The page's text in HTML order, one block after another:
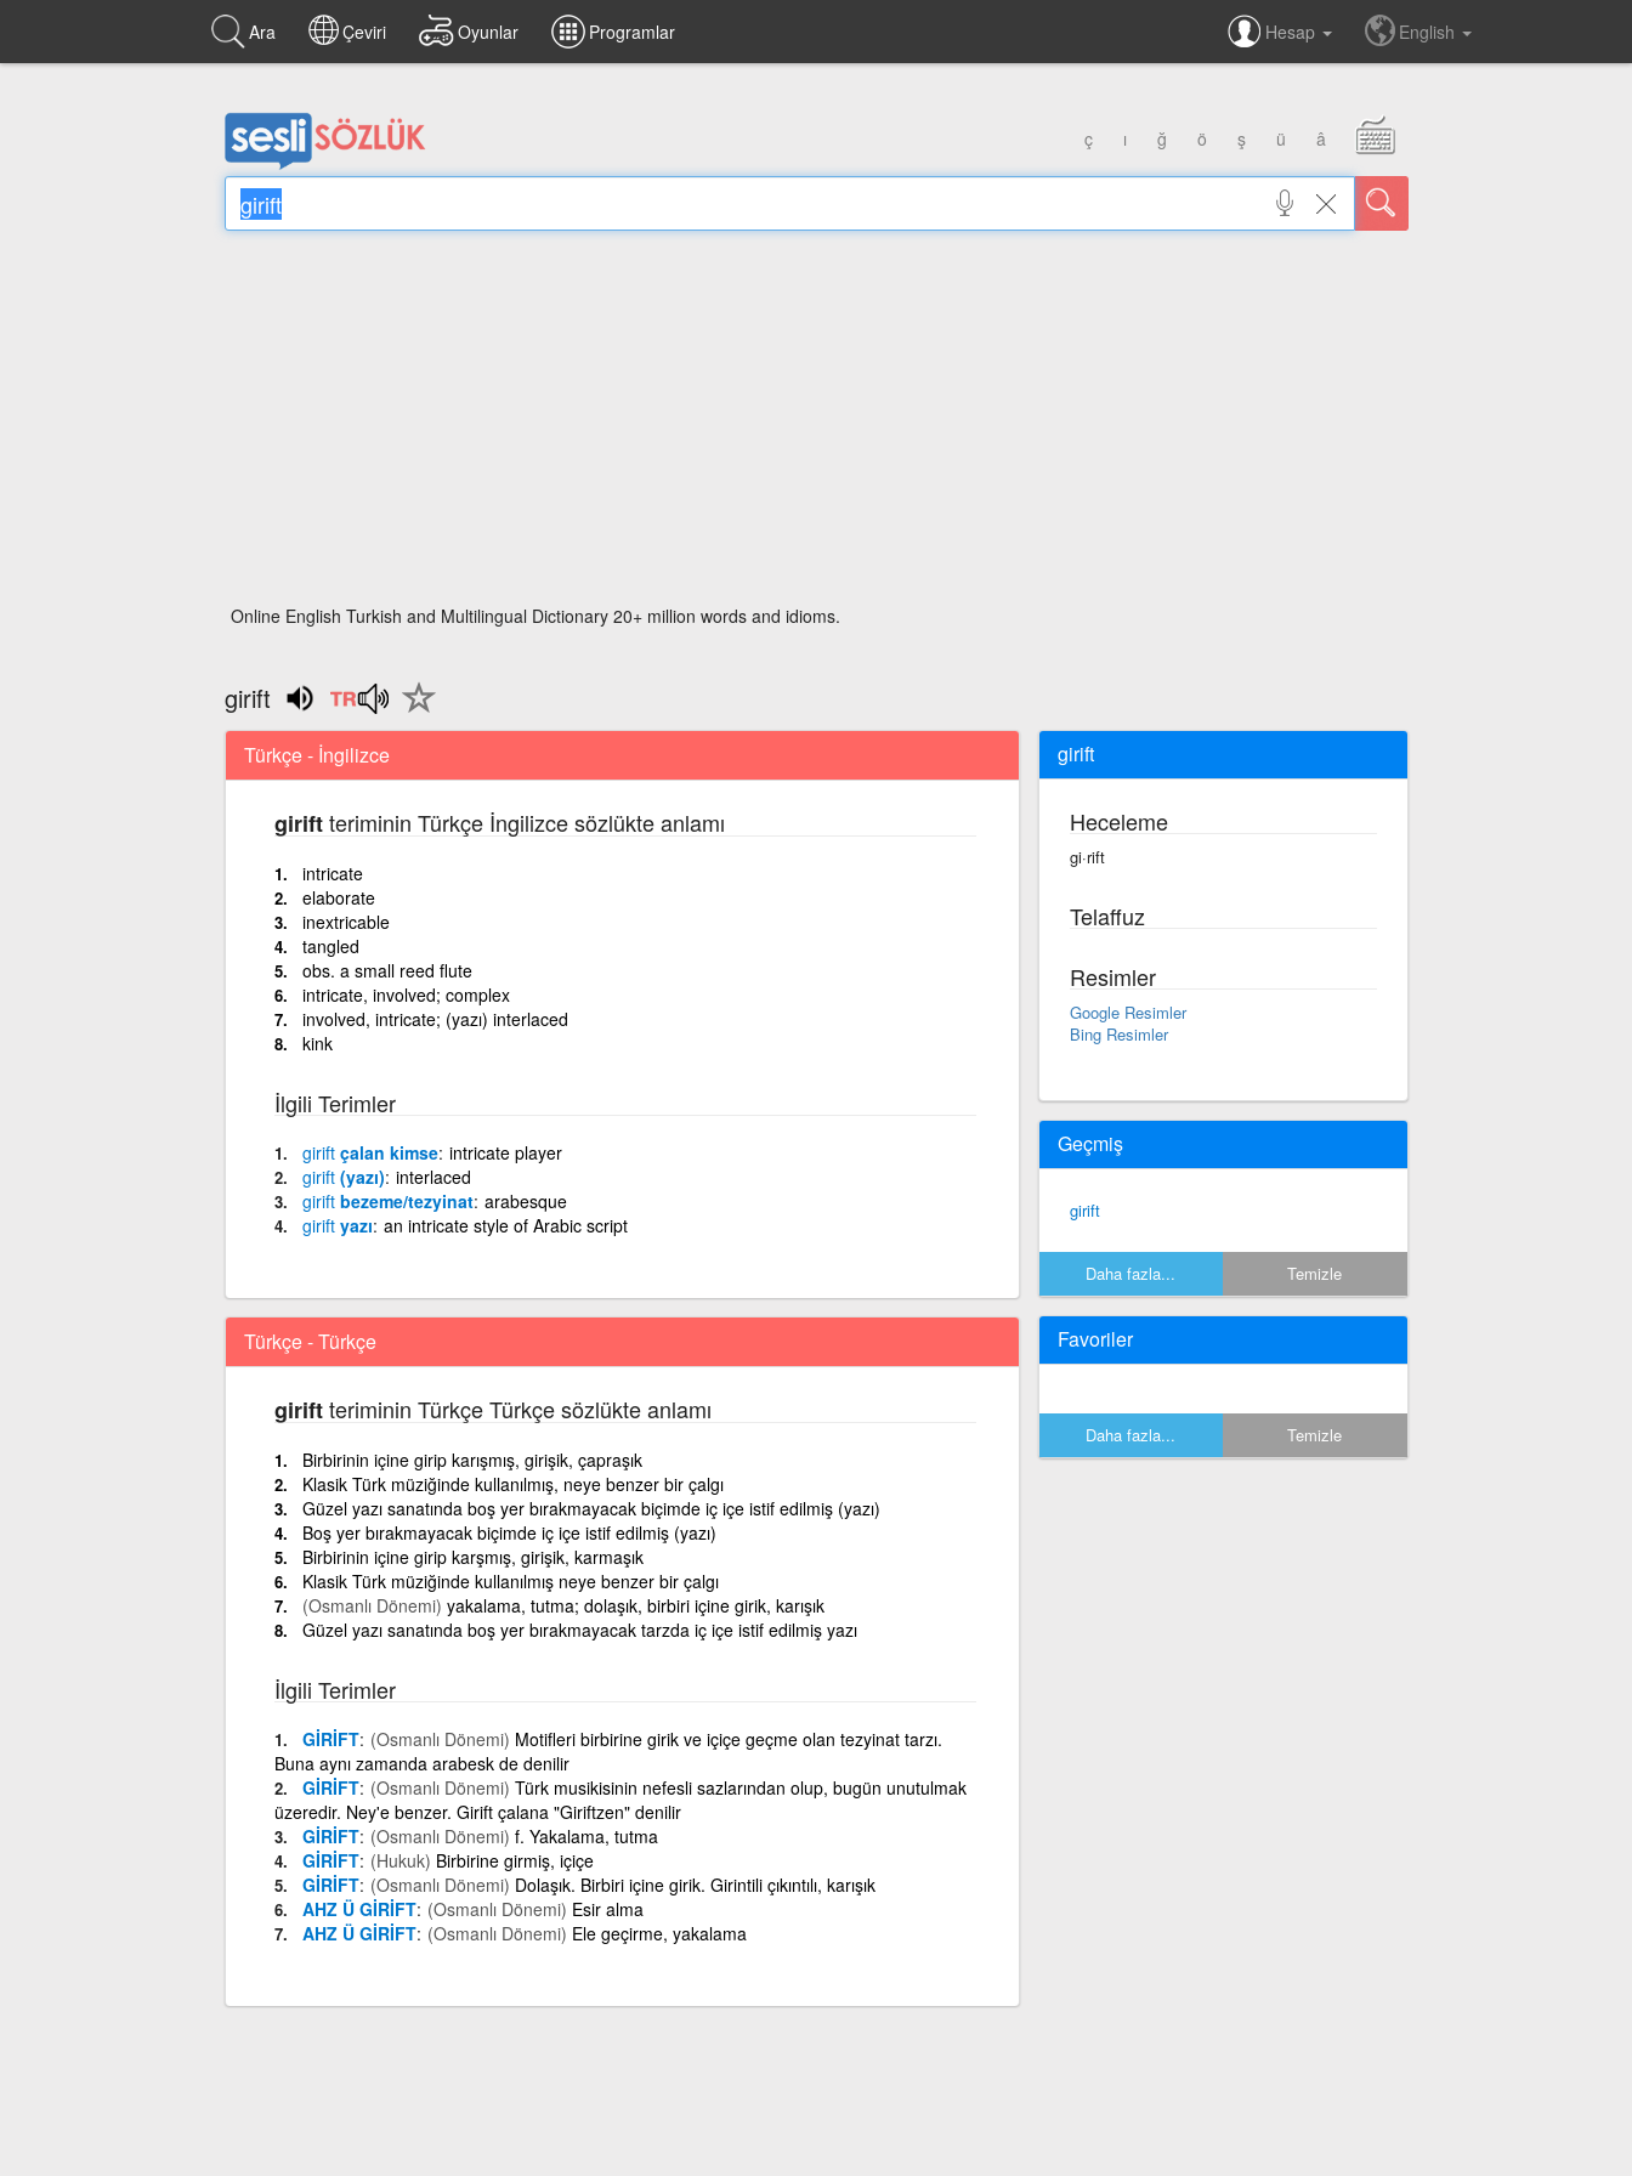
Ara Çeviri Oyunlar Programlar Hesap English
ç ı ğ ö ş ü â
Online English Turkish and Multilingual Dictionary 20+ million words and idioms.
girift
Türkçe - İngilizce
giriftteriminin Türkçe İngilizce sözlükte anlamı
intricate
elaborate
inextricable
tangled
obs. a small reed flute
intricate, involved; complex
involved, intricate; (yazı) interlaced
kink
İlgili Terimler
giriftçalan kimse intricate player
girift(yazı) interlaced
giriftbezeme/tezyinat arabesque
giriftyazı an intricate style of Arabic script
Türkçe - Türkçe
giriftteriminin Türkçe Türkçe sözlükte anlamı
Birbirinin içine girip karışmış, girişik, çapraşık
Klasik Türk müziğinde kullanılmış, neye benzer bir çalgı
Güzel yazı sanatında boş yer bırakmayacak biçimde iç içe istif edilmiş (yazı)
Boş yer bırakmayacak biçimde iç içe istif edilmiş (yazı)
Birbirinin içine girip karşmış, girişik, karmaşık
Klasik Türk müziğinde kullanılmış neye benzer bir çalgı
(Osmanlı Dönemi) yakalama, tutma; dolaşık, birbiri içine girik, karışık
Güzel yazı sanatında boş yer bırakmayacak tarzda iç içe istif edilmiş yazı
İlgili Terimler
GİRİFT (Osmanlı Dönemi) Motifleri birbirine girik ve içiçe geçme olan tezyinat tarzı.
Buna aynı zamanda arabesk de denilir
GİRİFT (Osmanlı Dönemi) Türk musikisinin nefesli sazlarından olup, bugün unutulmak
üzeredir. Ney'e benzer. Girift çalana "Giriftzen" denilir
GİRİFT (Osmanlı Dönemi) f. Yakalama, tutma
GİRİFT (Hukuk) Birbirine girmiş, içiçe
GİRİFT (Osmanlı Dönemi) Dolaşık. Birbiri içine girik. Girintili çıkıntılı, karışık
AHZ Ü GİRİFT (Osmanlı Dönemi) Esir alma
AHZ Ü GİRİFT (Osmanlı Dönemi) Ele geçirme, yakalama
girift
Heceleme
gi·rift
Telaffuz
Resimler
Google Resimler
Bing Resimler
Geçmiş
girift
Daha fazla... Temizle
Favoriler
Daha fazla... Temizle